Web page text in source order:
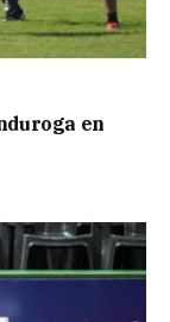
en